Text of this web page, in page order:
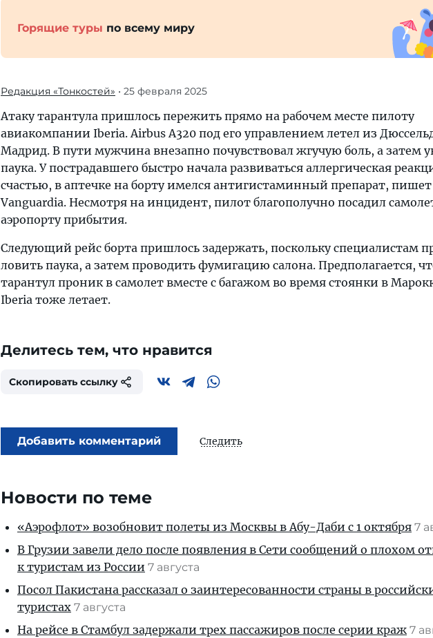
Горящие туры по всему миру
Редакция «Тонкостей» • 25 февраля 2025
Атаку тарантула пришлось пережить прямо на рабочем месте пилоту
авиакомпании Iberia. Airbus A320 под его управлением летел из
Мадрид. В пути мужчина внезапно почувствовал жгучую боль, а затем
паука. У пострадавшего быстро начала развиваться аллергическая
счастью, в аптечке на борту имелся антигистаминный препарат, пишет
Vanguardia. Несмотря на инцидент, пилот благополучно посадил
аэропорту прибытия.
Следующий рейс борта пришлось задержать, поскольку специалистам
ловить паука, а затем проводить фумигацию салона. Предполагается,
тарантул проник в самолет вместе с багажом во время стоянки в
Iberia тоже летает.
Делитесь тем, что нравится
Скопировать ссылку
Добавить комментарий Следить
Новости по теме
«Аэрофлот» возобновит полеты из Москвы в Абу-Даби с 1 октября 7
В Грузии завели дело после появления в Сети сообщений о плохом
к туристам из России 7 августа
Посол Пакистана рассказал о заинтересованности страны в
туристах 7 августа
На рейсе в Стамбул задержали трех пассажиров после серии краж 7